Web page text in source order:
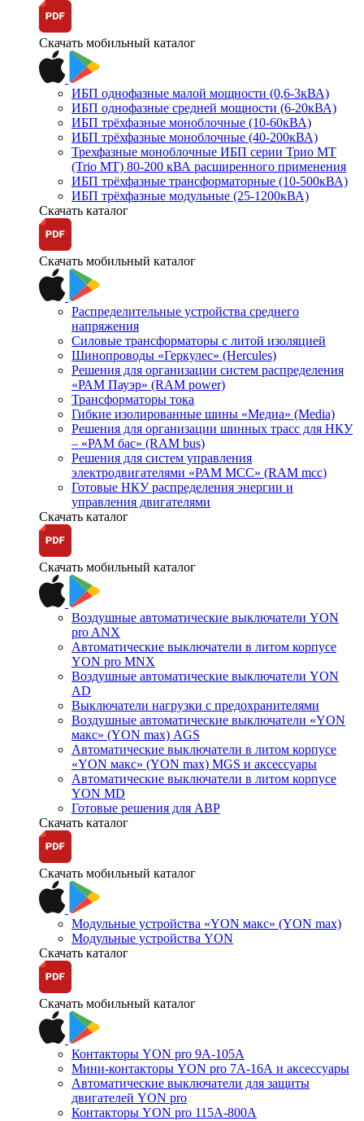
Скачать мобильный каталог
ИБП однофазные малой мощности (0,6-3кВА)
ИБП однофазные средней мощности (6-20кВА)
ИБП трёхфазные моноблочные (10-60кВА)
ИБП трёхфазные моноблочные (40-200кВА)
Трехфазные моноблочные ИБП серии Трио МТ
(Trio MT) 80-200 кВА расширенного применения
ИБП трёхфазные трансформаторные (10-500кВА)
ИБП трёхфазные модульные (25-1200кВА)
Скачать каталог
Скачать мобильный каталог
Распределительные устройства среднего
напряжения
Силовые трансформаторы с литой изоляцией
Шинопроводы «Геркулес» (Hercules)
Решения для организации систем распределения
«РАМ Пауэр» (RAM power)
Трансформаторы тока
Гибкие изолированные шины «Медиа» (Media)
Решения для организации шинных трасс для НКУ
– «РАМ бас» (RAM bus)
Решения для систем управления
электродвигателями «РАМ МСС» (RAM mcc)
Готовые НКУ распределения энергии и
управления двигателями
Скачать каталог
Скачать мобильный каталог
Воздушные автоматические выключатели YON
pro ANX
Автоматические выключатели в литом корпусе
YON pro MNX
Воздушные автоматические выключатели YON
AD
Выключатели нагрузки с предохранителями
Воздушные автоматические выключатели «YON
макс» (YON max) AGS
Автоматические выключатели в литом корпусе
«YON макс» (YON max) MGS и аксессуары
Автоматические выключатели в литом корпусе
YON MD
Готовые решения для АВР
Скачать каталог
Скачать мобильный каталог
Модульные устройства «YON макс» (YON max)
Модульные устройства YON
Скачать каталог
Скачать мобильный каталог
Контакторы YON pro 9А-105А
Мини-контакторы YON pro 7А-16А и аксессуары
Автоматические выключатели для защиты
двигателей YON pro
Контакторы YON pro 115А-800А